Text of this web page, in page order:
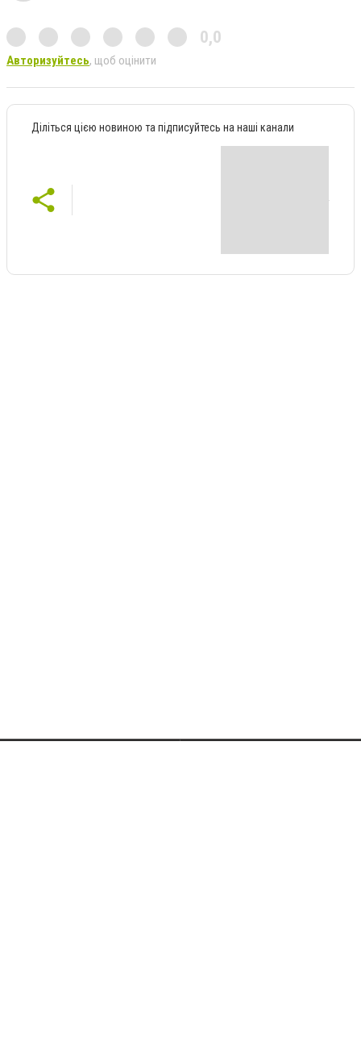
0,0
Авторизуйтесь, щоб оцінити
Діліться цією новиною та підписуйтесь на наші канали